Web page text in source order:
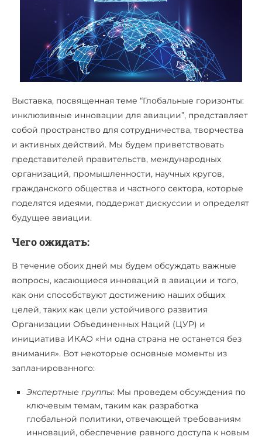
Выставка, посвященная теме “Глобальные горизонты:
инклюзивные инновации для авиации”, представляет
собой пространство для сотрудничества, творчества
и активных действий. Мы будем приветствовать
представителей правительств, международных
организаций, промышленности, научных кругов,
гражданского общества и частного сектора, которые
поделятся идеями, поддержат дискуссии и определят
будущее авиации.
Чего ожидать:
В течение обоих дней мы будем обсуждать важные
вопросы, касающиеся инноваций в авиации и того,
как они способствуют достижению наших общих
целей, таких как цели устойчивого развития
Организации Объединенных Наций (ЦУР) и
инициатива ИКАО «Ни одна страна не останется без
внимания». Вот некоторые основные моменты из
запланированного:
Экспертные группы: Мы проведем обсуждения по
ключевым темам, таким как разработка
глобальной политики, отвечающей требованиям
инноваций, обеспечение равного доступа к новым